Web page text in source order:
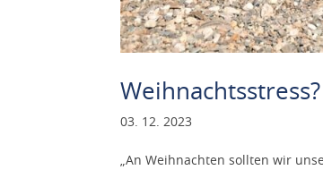
03. 12. 2023
„An Weihnachten sollten wir